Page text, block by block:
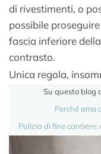
di rivestimenti, o
possibile
fascia inferiore
contrasto.
Unica regola,
Su questo blog
Perché amo
Pulizia di fine